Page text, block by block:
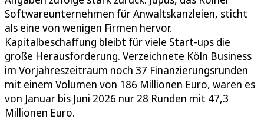
Softwareunternehmen für Anwaltskanzleien, sticht
als eine von wenigen Firmen hervor.
Kapitalbeschaffung bleibt für viele Start-ups die
große Herausforderung. Verzeichnete Köln Business
im Vorjahreszeitraum noch 37 Finanzierungsrunden
mit einem Volumen von 186 Millionen Euro, waren es
von Januar bis Juni 2026 nur 28 Runden mit 47,3
Millionen Euro.